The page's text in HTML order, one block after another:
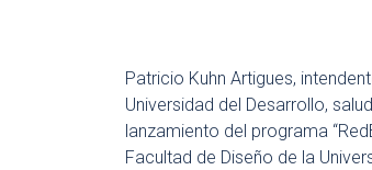
Patricio Kuhn Artigues,
Universidad del Desarrollo,
lanzamiento del programa
Facultad de Diseño de la